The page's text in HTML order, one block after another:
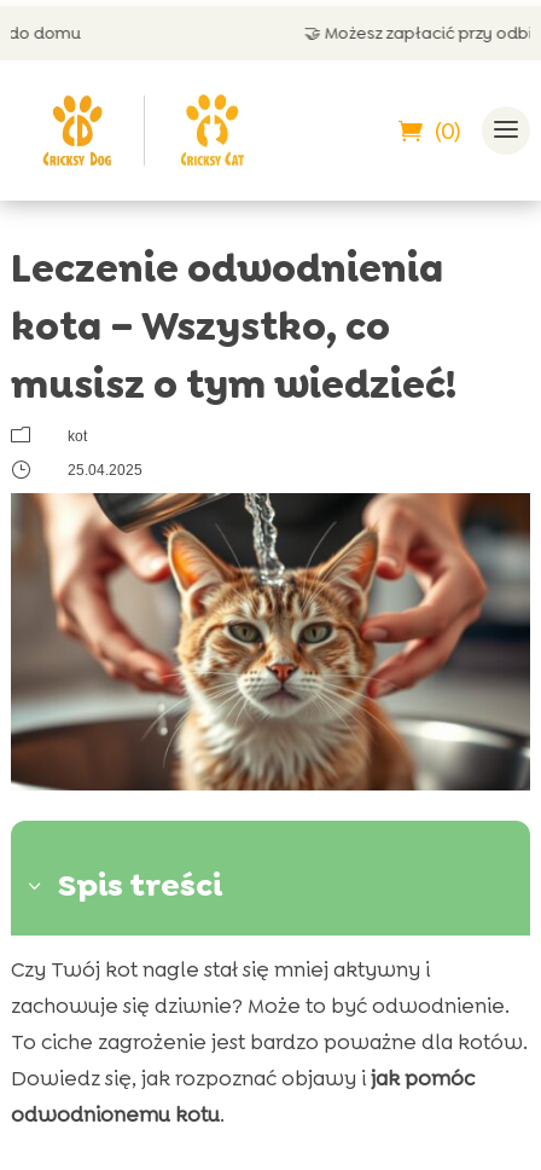
🤝 Możesz zapłacić przy odbiorze
(0)
Leczenie odwodnienia
kota – Wszystko, co
musisz o tym wiedzieć!
m kot
} 25.04.2025
3 Spis treści
 Co to jest odwodnienie u kota?
 Przyczyny odwodnienia u kota
 Znaki i objawy odwodnienia u kota
 Diagnozowanie odwodnienia u kota
 Jak zapobiegać odwodnieniu u kota?
Czy Twój kot nagle stał się mniej aktywny i
zachowuje się dziwnie? Może to być odwodnienie.
To ciche zagrożenie jest bardzo poważne dla kotów.
Dowiedz się, jak rozpoznać objawy ijak pomóc
odwodnionemu kotu.